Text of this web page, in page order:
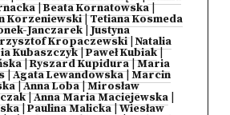
|Beata Kornatowska|
Korzeniewski|Tetiana Kosmeda
Janczarek |Justyna
Kropaczewski| Natalia
Kubaszczyk|Paweł Kubiak|
|Ryszard Kupidura|Maria
|Agata Lewandowska|Marcin
|Anna Loba|Mirosław
|Anna Maria Maciejewska
|Paulina Malicka|Wiesław